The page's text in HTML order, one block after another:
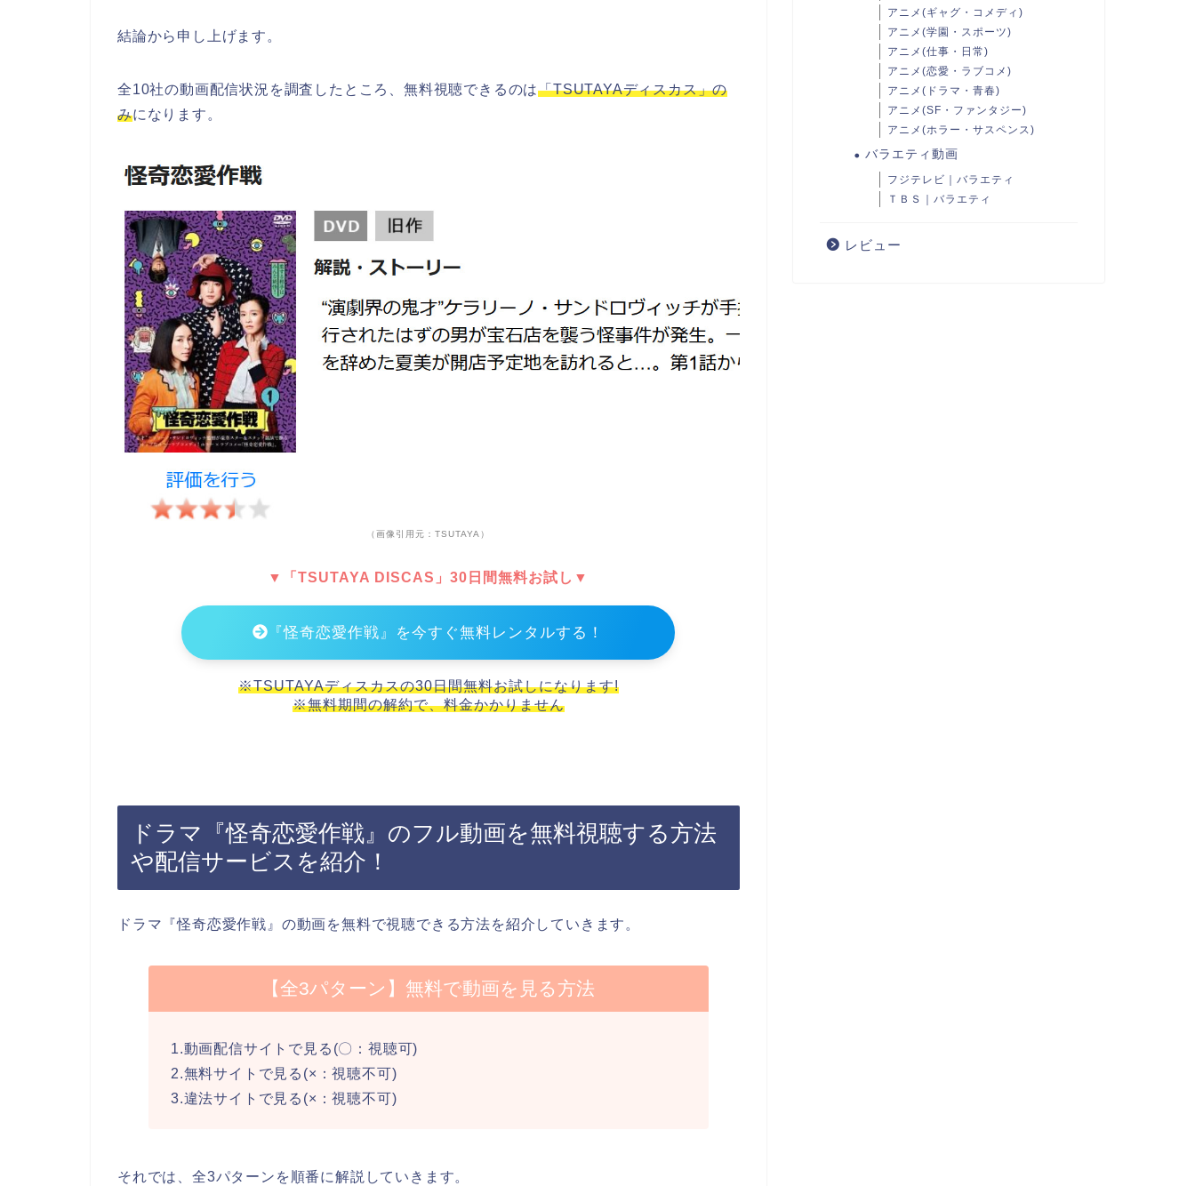
結論から申し上げます。
全10社の動画配信状況を調査したところ、無料視聴できるのは「TSUTAYAディスカス」の
みになります。
（画像引用元：TSUTAYA）
▼「TSUTAYA DISCAS」30日間無料お試し▼
『怪奇恋愛作戦』を今すぐ無料レンタルする！
※TSUTAYAディスカスの30日間無料お試しになります!
※無料期間の解約で、料金かかりません
ドラマ『怪奇恋愛作戦』のフル動画を無料視聴する方法
や配信サービスを紹介！
ドラマ『怪奇恋愛作戦』の動画を無料で視聴できる方法を紹介していきます。
【全3パターン】無料で動画を見る方法
1.動画配信サイトで見る(〇：視聴可)
2.無料サイトで見る(×：視聴不可)
3.違法サイトで見る(×：視聴不可)
それでは、全3パターンを順番に解説していきます。
アニメ(ギャグ・コメディ)
アニメ(学園・スポーツ)
アニメ(仕事・日常)
アニメ(恋愛・ラブコメ)
アニメ(ドラマ・青春)
アニメ(SF・ファンタジー)
アニメ(ホラー・サスペンス)
バラエティ動画
フジテレビ｜バラエティ
ＴＢＳ｜バラエティ
レビュー